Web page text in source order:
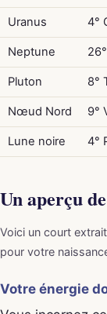
Uranus 4°
Neptune
Pluton 8°
Nœud Nord 9°
Lune noire 4°
Un aperçu
Voici un court
pour votre
Votre énergie